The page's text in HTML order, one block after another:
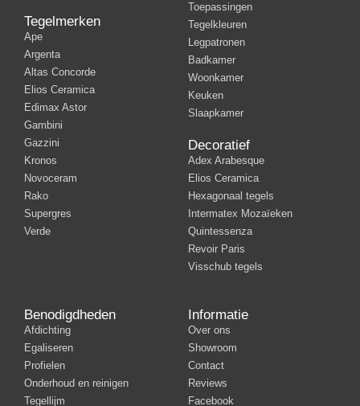
Tegelmerken
Ape
Argenta
Altas Concorde
Elios Ceramica
Edimax Astor
Gambini
Gazzini
Kronos
Novoceram
Rako
Supergres
Verde
Toepassingen
Tegelkleuren
Legpatronen
Badkamer
Woonkamer
Keuken
Slaapkamer
Decoratief
Adex Arabesque
Elios Ceramica
Hexagonaal tegels
Intermatex Mozaïeken
Quintessenza
Revoir Paris
Visschub tegels
Benodigdheden
Afdichting
Egaliseren
Profielen
Onderhoud en reinigen
Tegellijm
Informatie
Over ons
Showroom
Contact
Reviews
Facebook